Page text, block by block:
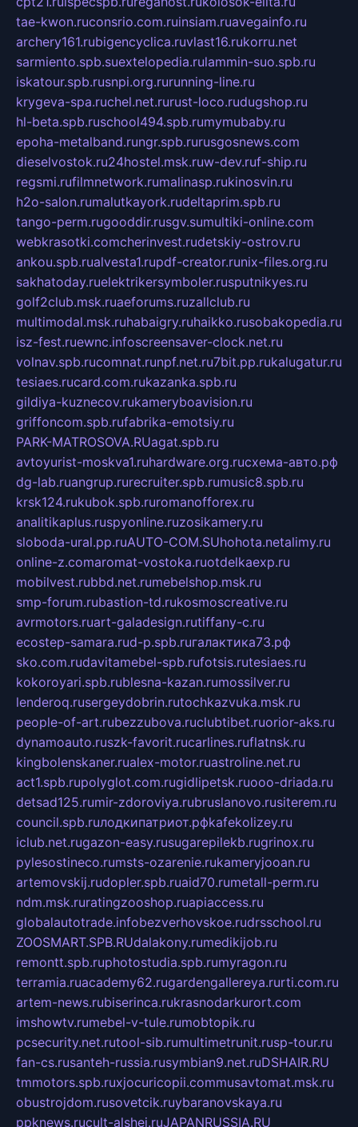
tae-kwon.ruconsrio.com.ruinsiam.ruavegainfo.ru
archery161.rubigencyclica.ruvlast16.rukorru.net
sarmiento.spb.suextelopedia.rulammin-suo.spb.ru
iskatour.spb.rusnpi.org.rurunning-line.ru
krygeva-spa.ruchel.net.rurust-loco.rudugshop.ru
hl-beta.spb.ruschool494.spb.rumymubaby.ru
epoha-metalband.rungr.spb.rurusgosnews.com
dieselvostok.ru24hostel.msk.ruw-dev.ruf-ship.ru
regsmi.rufilmnetwork.rumalinasp.rukinosvin.ru
h2o-salon.rumalutkayork.rudeltaprim.spb.ru
tango-perm.rugooddir.rusgv.sumultiki-online.com
webkrasotki.comcherinvest.rudetskiy-ostrov.ru
ankou.spb.rualvesta1.rupdf-creator.runix-files.org.ru
sakhatoday.ruelektrikersymboler.rusputnikyes.ru
golf2club.msk.ruaeforums.ruzallclub.ru
multimodal.msk.ruhabaigry.ruhaikko.rusobakopedia.ru
isz-fest.ruewnc.infoscreensaver-clock.net.ru
volnav.spb.rucomnat.runpf.net.ru7bit.pp.rukalugatur.ru
tesiaes.rucard.com.rukazanka.spb.ru
gildiya-kuznecov.rukameryboavision.ru
griffoncom.spb.rufabrika-emotsiy.ru
PARK-MATROSOVA.RUagat.spb.ru
avtoyurist-moskva1.ruhardware.org.ruсхема-авто.рф
dg-lab.ruangrup.rurecruiter.spb.rumusic8.spb.ru
krsk124.rukubok.spb.ruromanofforex.ru
analitikaplus.ruspyonline.ruzosikamery.ru
sloboda-ural.pp.ruAUTO-COM.SUhohota.netalimy.ru
online-z.comaromat-vostoka.ruotdelkaexp.ru
mobilvest.rubbd.net.rumebelshop.msk.ru
smp-forum.rubastion-td.rukosmoscreative.ru
avrmotors.ruart-galadesign.rutiffany-c.ru
ecostep-samara.rud-p.spb.ruгалактика73.рф
sko.com.rudavitamebel-spb.rufotsis.rutesiaes.ru
kokoroyari.spb.rublesna-kazan.rumossilver.ru
lenderoq.rusergeydobrin.rutochkazvuka.msk.ru
people-of-art.rubezzubova.ruclubtibet.ruorior-aks.ru
dynamoauto.ruszk-favorit.rucarlines.ruflatnsk.ru
kingbolenskaner.rualex-motor.ruastroline.net.ru
act1.spb.rupolyglot.com.rugidlipetsk.ruooo-driada.ru
detsad125.rumir-zdoroviya.rubruslanovo.rusiterem.ru
council.spb.ruлодкипатриот.рфkafekolizey.ru
iclub.net.rugazon-easy.rusugarepilekb.rugrinox.ru
pylesostineco.rumsts-ozarenie.rukameryjooan.ru
artemovskij.rudopler.spb.ruaid70.rumetall-perm.ru
ndm.msk.ruratingzooshop.ruapiaccess.ru
globalautotrade.infobezverhovskoe.rudrsschool.ru
ZOOSMART.SPB.RUdalakony.rumedikijob.ru
remontt.spb.ruphotostudia.spb.rumyragon.ru
terramia.ruacademy62.rugardengallereya.rurti.com.ru
artem-news.rubiserinca.rukrasnodarkurort.com
imshowtv.rumebel-v-tule.rumobtopik.ru
pcsecurity.net.rutool-sib.rumultimetrunit.rusp-tour.ru
fan-cs.rusanteh-russia.rusymbian9.net.ruDSHAIR.RU
tmmotors.spb.ruxjocuricopii.commusavtomat.msk.ru
obustrojdom.rusovetcik.ruybaranovskaya.ru
ppknews.rucult-alshei.ruJAPANRUSSIA.RU